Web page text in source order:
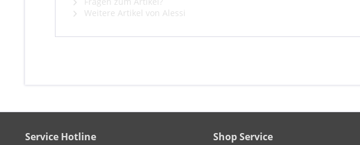
Weitere Artikel von Alessi
Service Hotline Shop Service